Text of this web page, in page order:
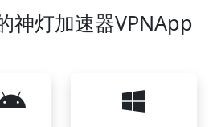
神灯加速器VPNApp